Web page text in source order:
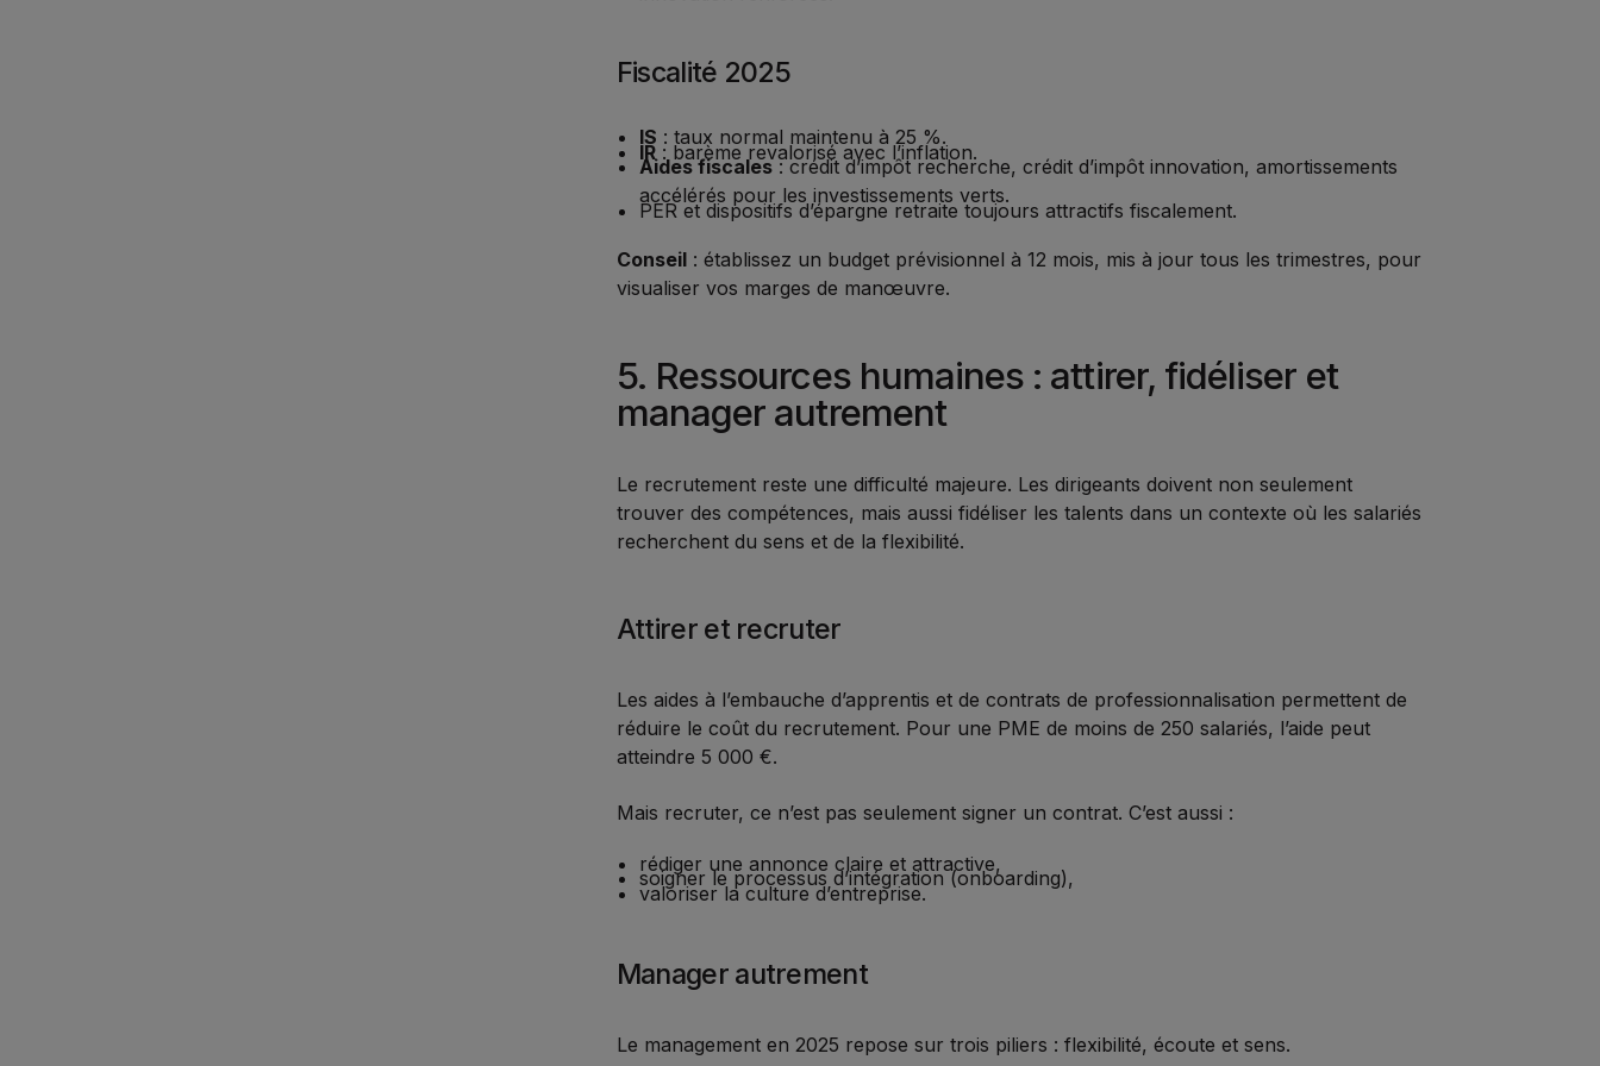
Fiscalité 2025
IS : taux normal maintenu à 25 %.
IR : barème revalorisé avec l’inflation.
Aides fiscales: crédit d’impôt recherche, crédit d’impôt innovation, amortissements
accélérés pour les investissements verts.
PER et dispositifs d’épargne retraite toujours attractifs fiscalement.
Conseil: établissez un budget prévisionnel à 12 mois, mis à jour tous les trimestres, pour
visualiser vos marges de manœuvre.
5. Ressources humaines : attirer, fidéliser et
manager autrement
Le recrutement reste une difficulté majeure. Les dirigeants doivent non seulement
trouver des compétences, mais aussi fidéliser les talents dans un contexte où les salariés
recherchent du sens et de la flexibilité.
Attirer et recruter
Les aides à l’embauche d’apprentis et de contrats de professionnalisation permettent de
réduire le coût du recrutement. Pour une PME de moins de 250 salariés, l’aide peut
atteindre 5 000 €.
Mais recruter, ce n’est pas seulement signer un contrat. C’est aussi :
rédiger une annonce claire et attractive,
soigner le processus d’intégration (onboarding),
valoriser la culture d’entreprise.
Manager autrement
Le management en 2025 repose sur trois piliers : flexibilité, écoute et sens.